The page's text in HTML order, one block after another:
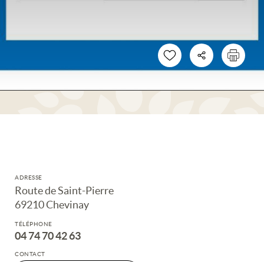
ADRESSE
Route de Saint-Pierre
69210 Chevinay
TÉLÉPHONE
04 74 70 42 63
CONTACT